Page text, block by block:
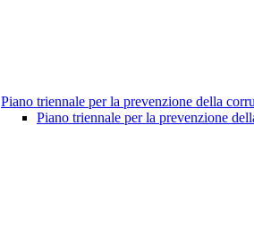
Piano triennale per la prevenzione della
Piano triennale per la prevenzione